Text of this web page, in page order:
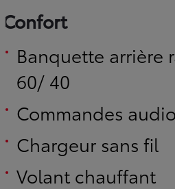
Confort
Banquette arrière
60/ 40
Commandes
Chargeur sans fil
Volant chauffant